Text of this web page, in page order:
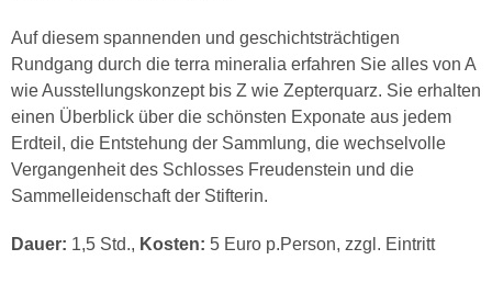
Auf diesem spannenden und geschichtsträchtigen
Rundgang durch die terra mineralia erfahren Sie alles von A
wie Ausstellungskonzept bis Z wie Zepterquarz. Sie erhalten
einen Überblick über die schönsten Exponate aus jedem
Erdteil, die Entstehung der Sammlung, die wechselvolle
Vergangenheit des Schlosses Freudenstein und die
Sammelleidenschaft der Stifterin.
Dauer: 1,5 Std., Kosten: 5 Euro p.Person, zzgl. Eintritt